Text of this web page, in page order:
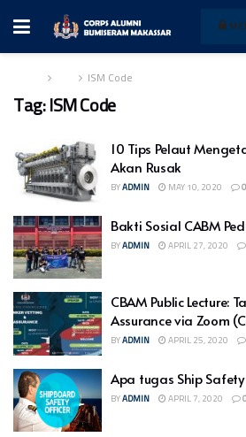
ISM Code
Tag:ISM Code
10 Tips Pelaut
Akan Rusak
BYADMIN MAY 10, 2020 0
Bakti Sosial CABM
BYADMIN APRIL 27, 2020
CBAM Public Lecture:
Assurance via Zoom
BYADMIN APRIL 25, 2020
Apa tugas Ship
BYADMIN APRIL 7, 2020